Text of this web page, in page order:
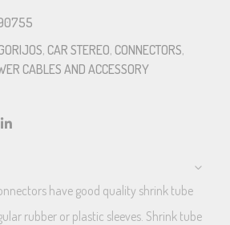
, CAR STEREO, CONNECTORS,
CABLES AND ACCESSORY
have good quality shrink tube
rubber or plastic sleeves. Shrink tube